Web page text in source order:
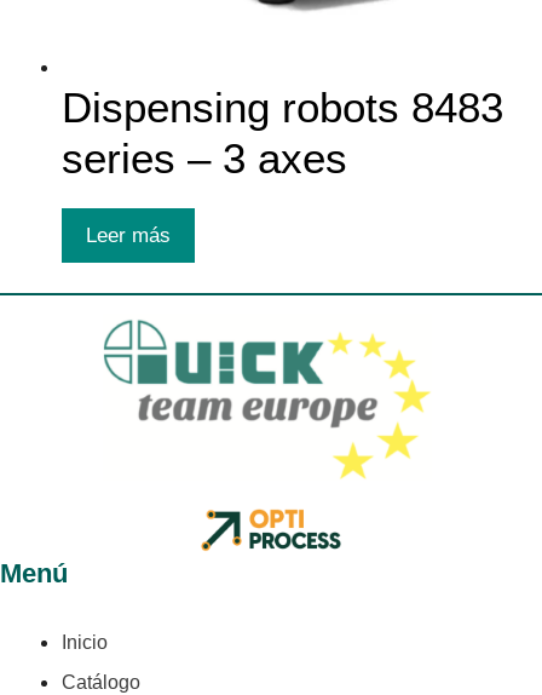
Dispensing robots 8483
series – 3 axes
Leer más
Menú
Inicio
Catálogo